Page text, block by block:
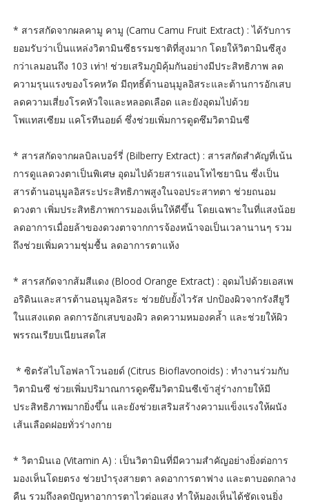
* สารสกัดจากผลคามู คามู (Camu Camu Fruit Extract) : ได้รับการ
ยอมรับว่าเป็นแหล่งวิตามินซีธรรมชาติที่สูงมาก โดยให้วิตามินซีสูง
กว่าเลมอนถึง 103 เท่า! ช่วยเสริมภูมิคุ้มกันอย่างมีประสิทธิภาพ ลด
ความรุนแรงของโรคหวัด มีฤทธิ์ต้านอนุมูลอิสระและต้านการอักเสบ
ลดความเสี่ยงโรคหัวใจและหลอดเลือด และยังอุดมไปด้วย
โพแทสเซียม แคโรทีนอยด์ ซึ่งช่วยเพิ่มการดูดซึมวิตามินซี
* สารสกัดจากผลบิลเบอร์รี่ (Bilberry Extract) : สารสกัดสำคัญที่เน้น
การดูแลดวงตาเป็นพิเศษ อุดมไปด้วยสารแอนโทไซยานิน ซึ่งเป็น
สารต้านอนุมูลอิสระประสิทธิภาพสูงในจอประสาทตา ช่วยถนอม
ดวงตา เพิ่มประสิทธิภาพการมองเห็นให้ดีขึ้น โดยเฉพาะในที่แสงน้อย
ลดอาการเมื่อยล้าของดวงตาจากการจ้องหน้าจอเป็นเวลานานๆ รวม
ถึงช่วยเพิ่มความชุ่มชื้น ลดอาการตาแห้ง
* สารสกัดจากส้มสีแดง (Blood Orange Extract) : อุดมไปด้วยเอสเพ
อริดินและสารต้านอนุมูลอิสระ ช่วยยับยั้งไวรัส ปกป้องผิวจากรังสียูวี
ในแสงแดด ลดการอักเสบของผิว ลดความหมองคล้ำ และช่วยให้ผิว
พรรณเรียบเนียนสดใส
* ซิตรัสไบโอฟลาโวนอยด์ (Citrus Bioflavonoids) : ทำงานร่วมกับ
วิตามินซี ช่วยเพิ่มปริมาณการดูดซึมวิตามินซีเข้าสู่ร่างกายให้มี
ประสิทธิภาพมากยิ่งขึ้น และยังช่วยเสริมสร้างความแข็งแรงให้ผนัง
เส้นเลือดฝอยทั่วร่างกาย
* วิตามินเอ (Vitamin A) : เป็นวิตามินที่มีความสำคัญอย่างยิ่งต่อการ
มองเห็นโดยตรง ช่วยบำรุงสายตา ลดอาการตาฟาง และตาบอดกลาง
คืน รวมถึงลดปัญหาอาการตาไวต่อแสง ทำให้มองเห็นได้ชัดเจนยิ่ง